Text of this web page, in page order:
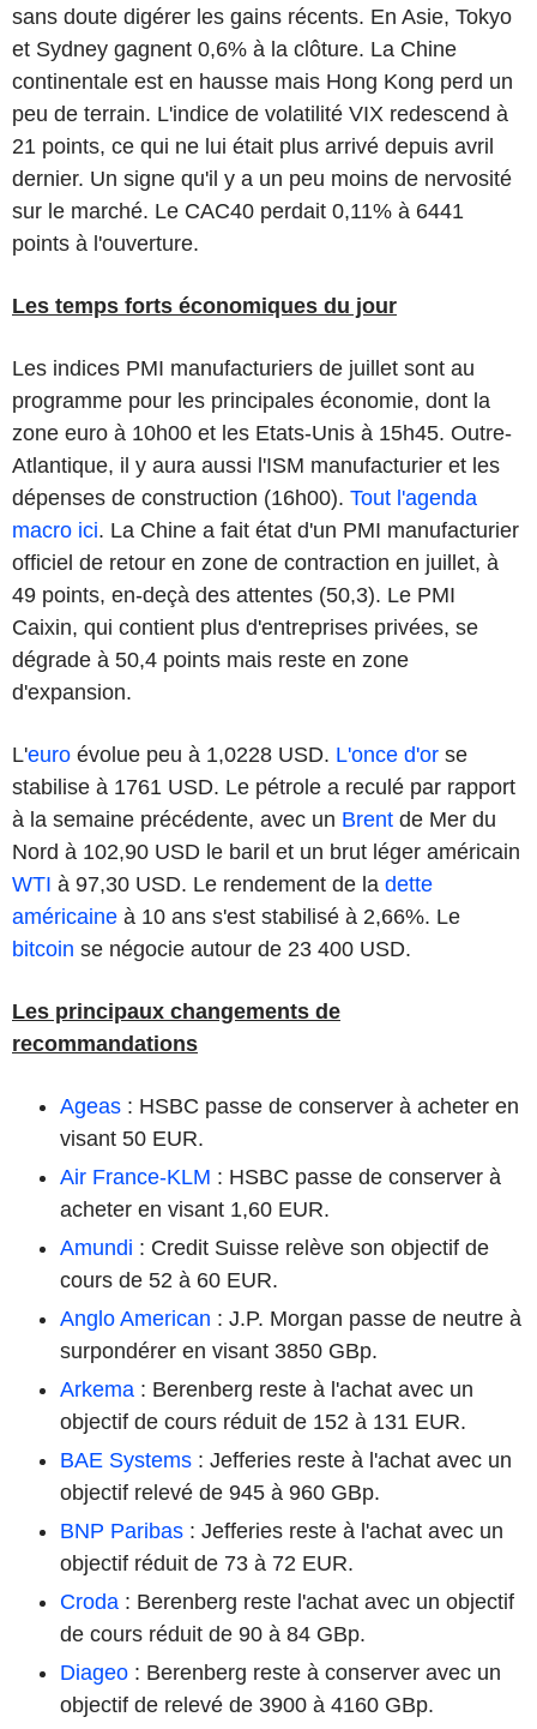
sans doute digérer les gains récents. En Asie, Tokyo
et Sydney gagnent 0,6% à la clôture. La Chine
continentale est en hausse mais Hong Kong perd un
peu de terrain. L'indice de volatilité VIX redescend à
21 points, ce qui ne lui était plus arrivé depuis avril
dernier. Un signe qu'il y a un peu moins de nervosité
sur le marché. Le CAC40 perdait 0,11% à 6441
points à l'ouverture.
Les temps forts économiques du jour
Les indices PMI manufacturiers de juillet sont au
programme pour les principales économie, dont la
zone euro à 10h00 et les Etats-Unis à 15h45. Outre-
Atlantique, il y aura aussi l'ISM manufacturier et les
dépenses de construction (16h00). Tout l'agenda
macro ici. La Chine a fait état d'un PMI manufacturier
officiel de retour en zone de contraction en juillet, à
49 points, en-deçà des attentes (50,3). Le PMI
Caixin, qui contient plus d'entreprises privées, se
dégrade à 50,4 points mais reste en zone
d'expansion.
L'euro évolue peu à 1,0228 USD. L'once d'or se
stabilise à 1761 USD. Le pétrole a reculé par rapport
à la semaine précédente, avec un Brent de Mer du
Nord à 102,90 USD le baril et un brut léger américain
WTI à 97,30 USD. Le rendement de la dette
américaine à 10 ans s'est stabilisé à 2,66%. Le
bitcoin se négocie autour de 23 400 USD.
Les principaux changements de
recommandations
Ageas : HSBC passe de conserver à acheter en
visant 50 EUR.
Air France-KLM : HSBC passe de conserver à
acheter en visant 1,60 EUR.
Amundi : Credit Suisse relève son objectif de
cours de 52 à 60 EUR.
Anglo American : J.P. Morgan passe de neutre à
surpondérer en visant 3850 GBp.
Arkema : Berenberg reste à l'achat avec un
objectif de cours réduit de 152 à 131 EUR.
BAE Systems : Jefferies reste à l'achat avec un
objectif relevé de 945 à 960 GBp.
BNP Paribas : Jefferies reste à l'achat avec un
objectif réduit de 73 à 72 EUR.
Croda : Berenberg reste l'achat avec un objectif
de cours réduit de 90 à 84 GBp.
Diageo : Berenberg reste à conserver avec un
objectif de relevé de 3900 à 4160 GBp.